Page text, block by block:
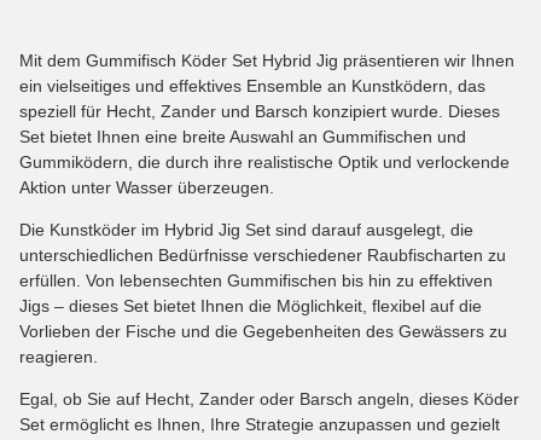
Mit dem Gummifisch Köder Set Hybrid Jig präsentieren wir Ihnen
ein vielseitiges und effektives Ensemble an Kunstködern, das
speziell für Hecht, Zander und Barsch konzipiert wurde. Dieses
Set bietet Ihnen eine breite Auswahl an Gummifischen und
Gummiködern, die durch ihre realistische Optik und verlockende
Aktion unter Wasser überzeugen.
Die Kunstköder im Hybrid Jig Set sind darauf ausgelegt, die
unterschiedlichen Bedürfnisse verschiedener Raubfischarten zu
erfüllen. Von lebensechten Gummifischen bis hin zu effektiven
Jigs – dieses Set bietet Ihnen die Möglichkeit, flexibel auf die
Vorlieben der Fische und die Gegebenheiten des Gewässers zu
reagieren.
Egal, ob Sie auf Hecht, Zander oder Barsch angeln, dieses Köder
Set ermöglicht es Ihnen, Ihre Strategie anzupassen und gezielt